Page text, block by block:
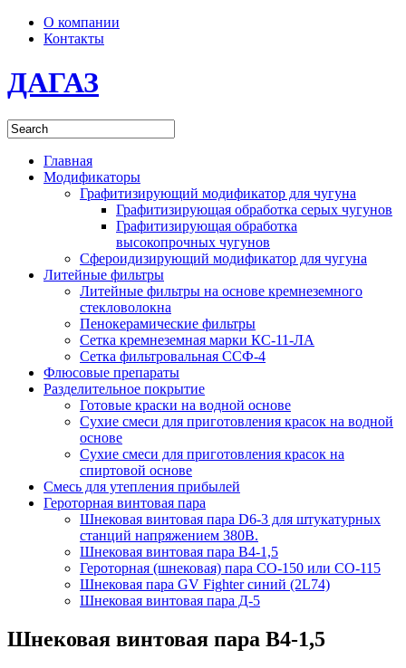
О компании
Контакты
ДАГАЗ
Главная
Модификаторы
Графитизирующий модификатор для чугуна
Графитизирующая обработка серых чугунов
Графитизирующая обработка
высокопрочных чугунов
Сфероидизирующий модификатор для чугуна
Литейные фильтры
Литейные фильтры на основе кремнеземного
стекловолокна
Пенокерамические фильтры
Сетка кремнеземная марки КС-11-ЛА
Сетка фильтровальная ССФ-4
Флюсовые препараты
Разделительное покрытие
Готовые краски на водной основе
Сухие смеси для приготовления красок на водной
основе
Сухие смеси для приготовления красок на
спиртовой основе
Смесь для утепления прибылей
Героторная винтовая пара
Шнековая винтовая пара D6-3 для штукатурных
станций напряжением 380В.
Шнековая винтовая пара В4-1,5
Героторная (шнековая) пара СО-150 или СО-115
Шнековая пара GV Fighter синий (2L74)
Шнековая винтовая пара Д-5
Шнековая винтовая пара В4-1,5